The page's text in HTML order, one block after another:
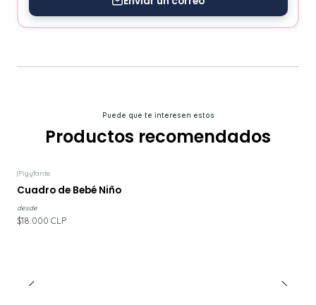
Puede que te interesen estos
Productos recomendados
|Pigyfante
Cuadro de Bebé Niño
desde
$18.000 CLP